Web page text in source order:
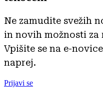
Ne zamudite svežih
in novih možnosti
Vpišite se na e-
naprej.
Prijavi se